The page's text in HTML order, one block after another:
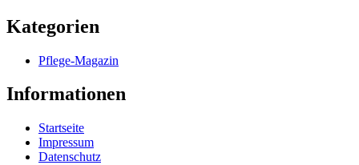
Kategorien
Pflege-Magazin
Informationen
Startseite
Impressum
Datenschutz